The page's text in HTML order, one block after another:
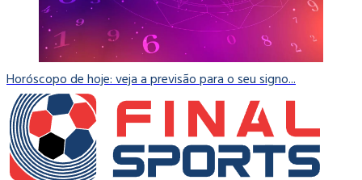
Horóscopo de hoje: veja a previsão para o seu signo...